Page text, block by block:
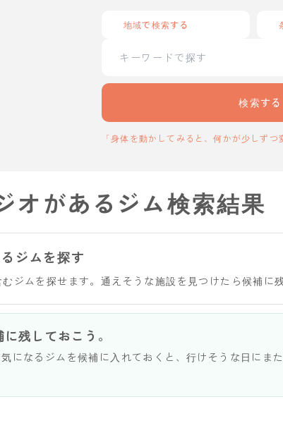
地域で検索する
検索する
「身体を動かしてみると、何かが少しずつ
オがあるジム検索結果
ジムを探す
ジムを探せます。通えそうな施設を見つけたら候補に
残しておこう。
になるジムを候補に入れておくと、行けそうな日にま